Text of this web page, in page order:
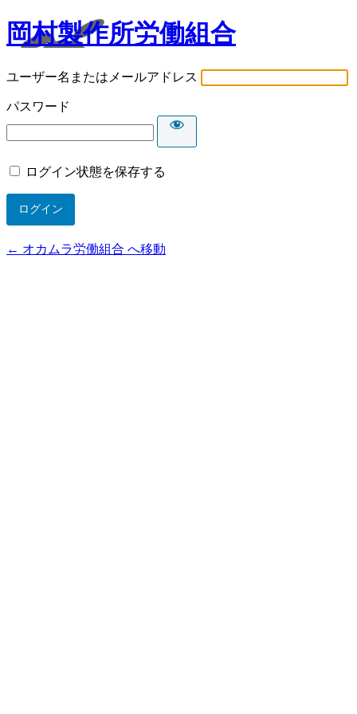
岡村製作所労働組合
ユーザー名またはメールアドレス
パスワード
ログイン状態を保存する
← オカムラ労働組合 へ移動